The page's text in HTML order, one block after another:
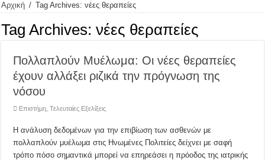
Αρχική / Tag Archives: νέες θεραπείες
Tag Archives:νέες θεραπείες
Πολλαπλούν Μυέλωμα: Οι νέες θεραπείες
έχουν αλλάξει ριζικά την πρόγνωση της
νόσου
Επιστήμη ,Τελευταίες Εξελίξεις
Η ανάλυση δεδομένων για την επιβίωση των ασθενών με
πολλαπλούν μυέλωμα στις Ηνωμένες Πολιτείες δείχνει με σαφή
τρόπο πόσο σημαντικά μπορεί να επηρεάσει η πρόοδος της ιατρικής